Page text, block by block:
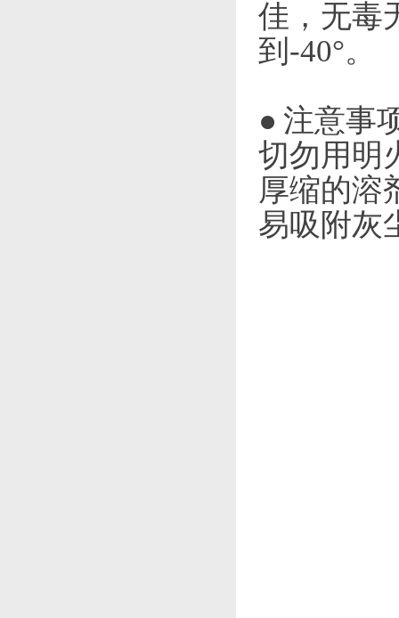
佳，无毒
到-40°。
● 注意事
切勿用明
厚缩的溶
易吸附灰